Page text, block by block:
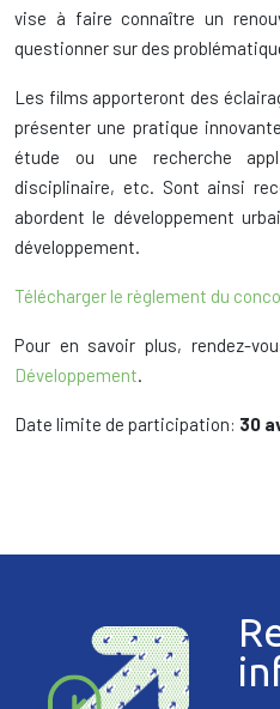
vise à faire connaître un
questionner sur des
Les films apporteront des
présenter une pratique
étude ou une recherche
disciplinaire, etc. Sont ainsi
abordent le développement
développement.
Télécharger le règlement du
Pour en savoir plus, rendez-
Développement.
Date limite de participation: 30